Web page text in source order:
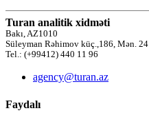
Turan analitik xidməti
Bakı, AZ1010
Süleyman Rəhimov küç.,186, Mən. 24
Tel.: (+99412) 440 11 96
agency@turan.az
Faydalı